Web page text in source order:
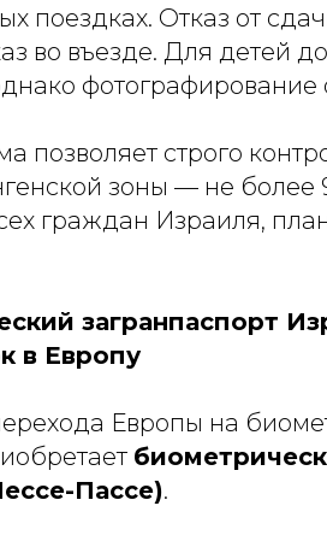
поездках. Отказ от
во въезде. Для детей
фотографирование
позволяет строго
зоны — не более
граждан Израиля,
загранпаспорт
в Европу
Европы на
Пассе).